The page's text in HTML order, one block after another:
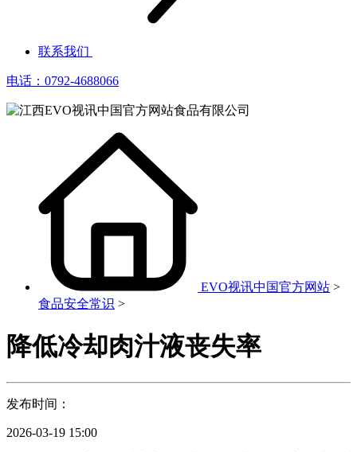
联系我们
电话：0792-4688066
EVO视讯中国官方网站 >
食品安全常识 >
降低冷却肉汁液丧失率
发布时间：
2026-03-19 15:00